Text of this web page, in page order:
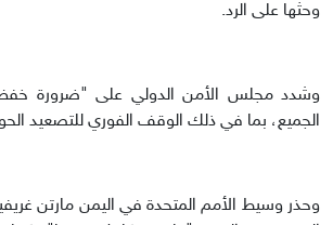
وحثها على الرد.
وشدد مجلس الأمن الدولي على "ضرورة
الجميع، بما في ذلك الوقف الفوري للتصعيد
وحذر وسيط الأمم المتحدة في اليمن مارتن